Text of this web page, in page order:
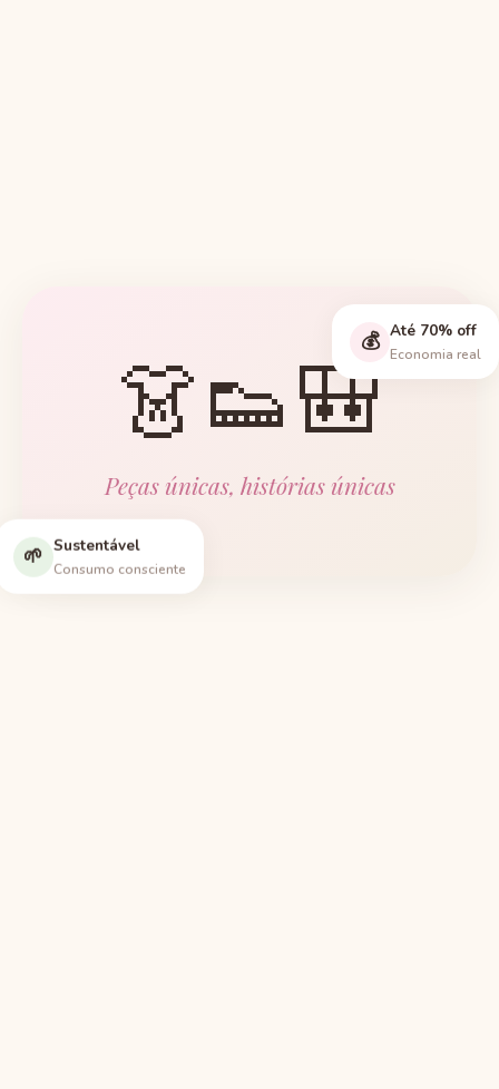
👗👟🎒
Peças únicas, histórias únicas
🌱 Sustentável
Consumo consciente
💰 Até 70% off
Economia real